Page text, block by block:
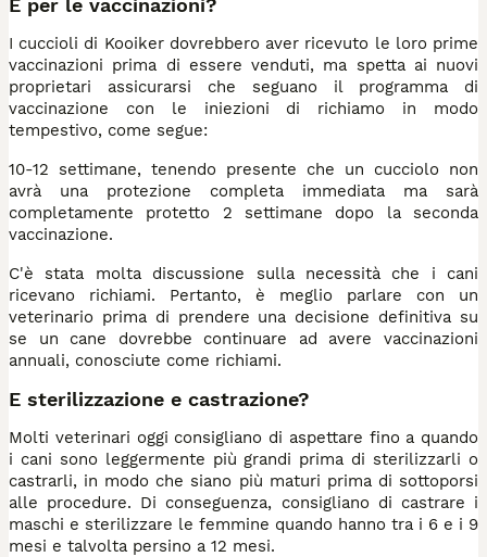
E per le vaccinazioni?
I cuccioli di Kooiker dovrebbero aver ricevuto le loro prime
vaccinazioni prima di essere venduti, ma spetta ai nuovi
proprietari assicurarsi che seguano il programma di
vaccinazione con le iniezioni di richiamo in modo
tempestivo, come segue:
10-12 settimane, tenendo presente che un cucciolo non
avrà una protezione completa immediata ma sarà
completamente protetto 2 settimane dopo la seconda
vaccinazione.
C'è stata molta discussione sulla necessità che i cani
ricevano richiami. Pertanto, è meglio parlare con un
veterinario prima di prendere una decisione definitiva su
se un cane dovrebbe continuare ad avere vaccinazioni
annuali, conosciute come richiami.
E sterilizzazione e castrazione?
Molti veterinari oggi consigliano di aspettare fino a quando
i cani sono leggermente più grandi prima di sterilizzarli o
castrarli, in modo che siano più maturi prima di sottoporsi
alle procedure. Di conseguenza, consigliano di castrare i
maschi e sterilizzare le femmine quando hanno tra i 6 e i 9
mesi e talvolta persino a 12 mesi.